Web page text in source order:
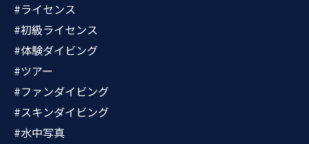
#ライセンス
#初級ライセンス
#体験ダイビング
#ツアー
#ファンダイビング
#スキンダイビング
#水中写真